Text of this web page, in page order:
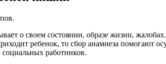
о своем состоянии, образе жизни,
ребенок, то сбор анамнеза
работников.